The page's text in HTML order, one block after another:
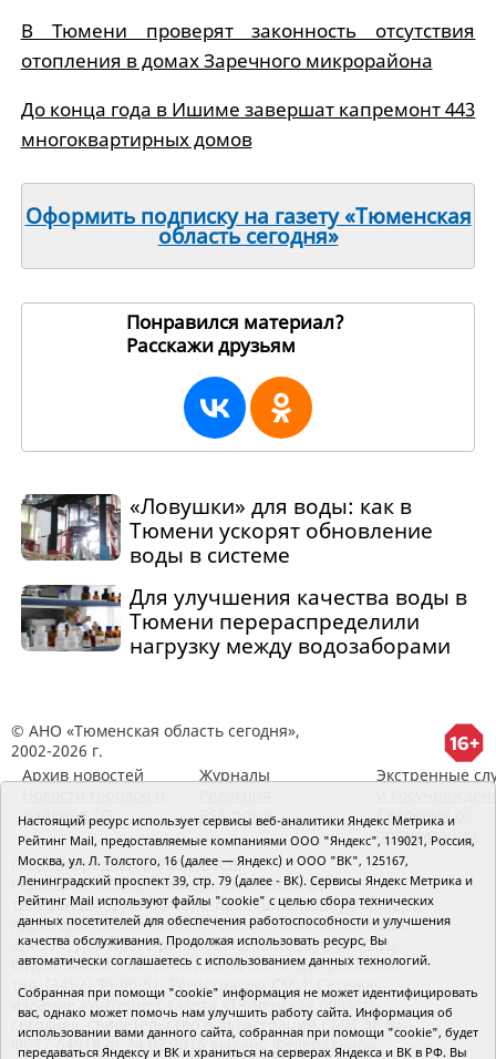
В Тюмени проверят законность отсутствия
отопления в домах Заречного микрорайона
До конца года в Ишиме завершат капремонт 443
многоквартирных домов
Оформить подписку на газету «Тюменская
область сегодня»
Понравился материал?
Расскажи друзьям
«Ловушки» для воды: как в
Тюмени ускорят обновление
воды в системе
Для улучшения качества воды в
Тюмени перераспределили
нагрузку между водозаборами
© АНО «Тюменская область сегодня»,
2002-2026 г.
Архив новостей
районов ТО
Журналы
RSS поток
Экстренные
Сведения об
организации
Главный редактор Рябков А.В.
Редакция: 625002, Тюмень, Осипенко, 81,
телефон (3452)49-00-18, e-mail: tumentoday@obl72.ru
Адрес для писем: 625000, Россия, Тюмень, Почтамт,
а/я 371. Для пресс-релизов: tumentoday@obl72.ru.
Отдел писем: тел. (3452) 39-90-59. Отдел рекламы:
тел. (3452) 39-90-51. Регистрация СМИ: Сетевое
издание «Интернет-газета «Тюменская область
сегодня», свидетельство о регистрации СМИ Эл №
ФС77-64918 от 24.02.2016 выдано Федеральной
Настоящий ресурс использует сервисы веб-аналитики Яндекс Метрика и
Рейтинг Mail, предоставляемые компаниями ООО "Яндекс", 119021, Россия,
Москва, ул. Л. Толстого, 16 (далее — Яндекс) и ООО "ВК", 125167,
Ленинградский проспект 39, стр. 79 (далее - ВК). Сервисы Яндекс Метрика и
Рейтинг Mail используют файлы "cookie" с целью сбора технических
данных посетителей для обеспечения работоспособности и улучшения
качества обслуживания. Продолжая использовать ресурс, Вы
автоматически соглашаетесь с использованием данных технологий.
Собранная при помощи "cookie" информация не может идентифицировать
вас, однако может помочь нам улучшить работу сайта. Информация об
использовании вами данного сайта, собранная при помощи "cookie", будет
передаваться Яндексу и ВК и храниться на серверах Яндекса и ВК в РФ. Вы